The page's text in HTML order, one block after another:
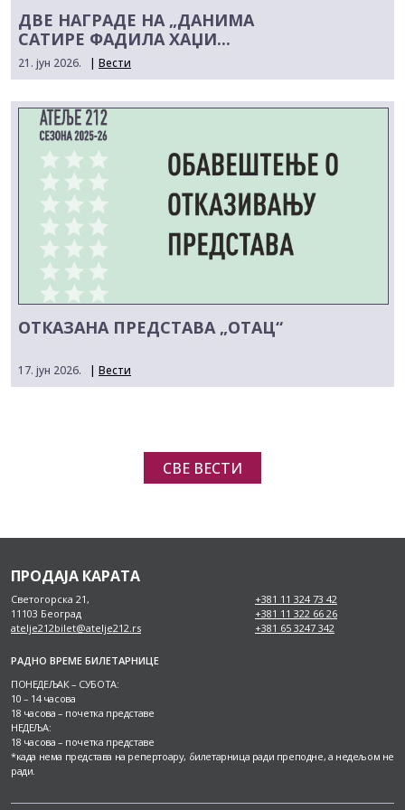
ДВЕ НАГРАДЕ НА „ДАНИМА
САТИРЕ ФАДИЛА ХАЏИ...
21. јун 2026. | Вести
ОТКАЗАНА ПРЕДСТАВА „ОТАЦ“
17. јун 2026. | Вести
СВЕ ВЕСТИ
ПРОДАЈА КАРАТА
Светогорска 21,
11103 Београд
atelje212bilet@atelje212.rs
+381 11 324 73 42
+381 11 322 66 26
+381 65 3247 342
РАДНО ВРЕМЕ БИЛЕТАРНИЦЕ
ПОНЕДЕЉАК – СУБОТА:
10 – 14 часова
18 часова – почетка представе
НЕДЕЉА:
18 часова – почетка представе
*када нема представа на репертоару, билетарница ради преподне, а недељом не
ради.